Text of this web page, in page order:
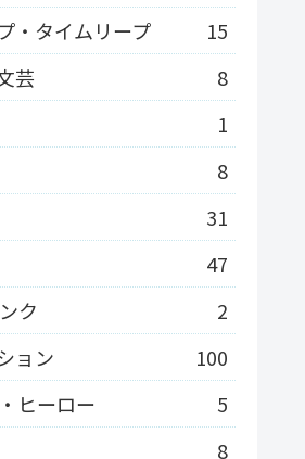
・タイムリープ
15
芸
8
1
8
31
47
ク
2
ョン
100
ヒーロー
5
8